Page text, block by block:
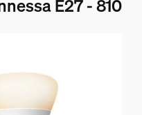
E27 - 810